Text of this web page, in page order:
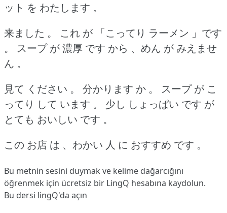
ット を わたします 。
来ました 。
これ が 「こってり ラーメン 」です
。
スープ が 濃厚 です から 、めん が みえませ
ん 。
見て ください 。
分かります か 。
スープ が こ
ってり して います 。
少し しょっぱい です が
とても おいしい です 。
この お店 は 、わかい 人 に おすすめ です 。
Bu metnin sesini duymak ve kelime dağarcığını
öğrenmek için ücretsiz bir LingQ hesabına kaydolun.
Bu dersi lingQ'da açın